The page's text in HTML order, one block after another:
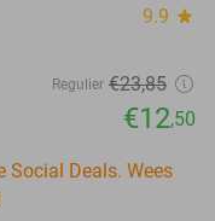
9.9 star
Regulier €23,85
€12,50
Social Deals. Wees